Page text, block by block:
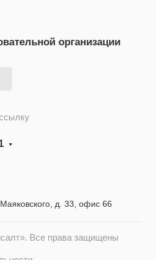
организации
д. 33, офис 66
Все права защищены